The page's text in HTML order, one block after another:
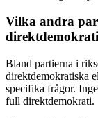
Vilka andra
Bland partierna i
direktdemokratiska
specifika frågor.
full direktdemokrati.